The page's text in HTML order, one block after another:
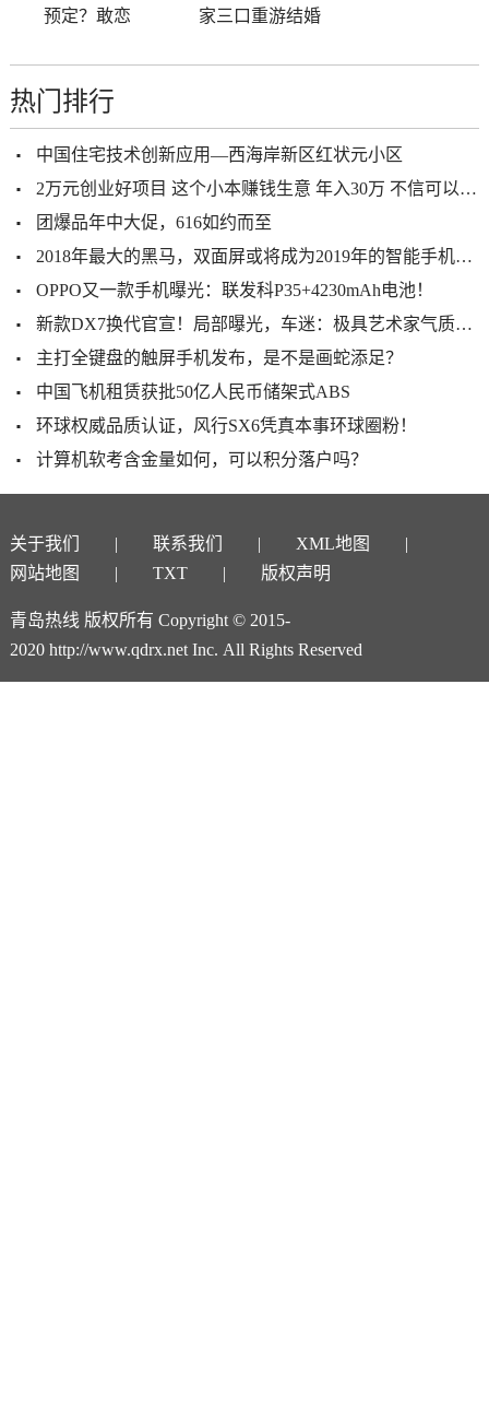
预定？敢恋
家三口重游结婚
热门排行
中国住宅技术创新应用—西海岸新区红状元小区
2万元创业好项目 这个小本赚钱生意 年入30万 不信可以试试
团爆品年中大促，616如约而至
2018年最大的黑马，双面屏或将成为2019年的智能手机的主旋律
OPPO又一款手机曝光：联发科P35+4230mAh电池！
新款DX7换代官宣！局部曝光，车迷：极具艺术家气质的东南车
主打全键盘的触屏手机发布，是不是画蛇添足？
中国飞机租赁获批50亿人民币储架式ABS
环球权威品质认证，风行SX6凭真本事环球圈粉！
计算机软考含金量如何，可以积分落户吗？
关于我们 联系我们
XML地图
网站地图
TXT 版权声明
青岛热线 版权所有 Copyright © 2015-
2020 http://www.qdrx.net Inc. All Rights Reserved